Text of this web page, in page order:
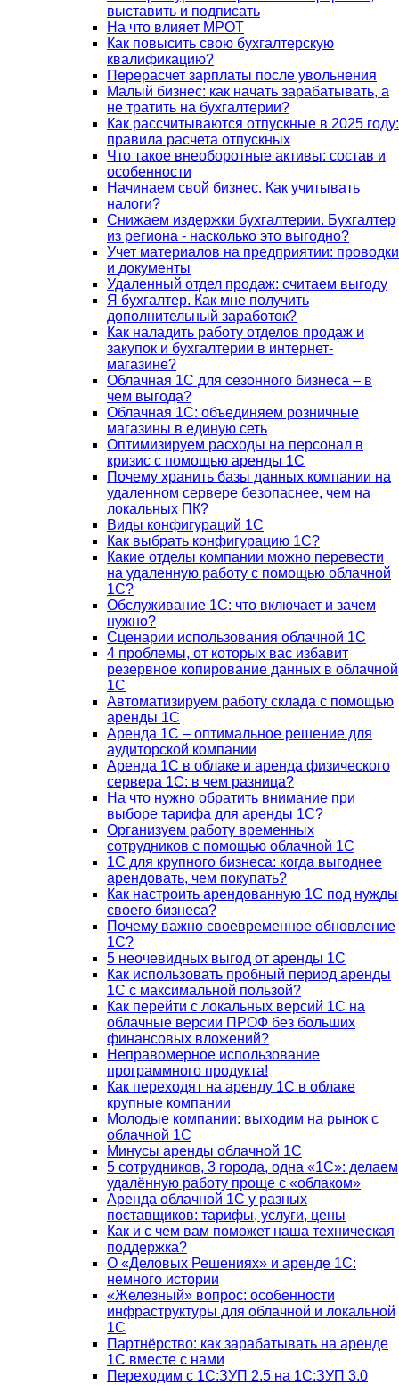
выставить и подписать
На что влияет МРОТ
Как повысить свою бухгалтерскую
квалификацию?
Перерасчет зарплаты после увольнения
Малый бизнес: как начать зарабатывать, а
не тратить на бухгалтерии?
Как рассчитываются отпускные в 2025 году:
правила расчета отпускных
Что такое внеоборотные активы: состав и
особенности
Начинаем свой бизнес. Как учитывать
налоги?
Снижаем издержки бухгалтерии. Бухгалтер
из региона - насколько это выгодно?
Учет материалов на предприятии: проводки
и документы
Удаленный отдел продаж: считаем выгоду
Я бухгалтер. Как мне получить
дополнительный заработок?
Как наладить работу отделов продаж и
закупок и бухгалтерии в интернет-
магазине?
Облачная 1С для сезонного бизнеса – в
чем выгода?
Облачная 1С: объединяем розничные
магазины в единую сеть
Оптимизируем расходы на персонал в
кризис с помощью аренды 1С
Почему хранить базы данных компании на
удаленном сервере безопаснее, чем на
локальных ПК?
Виды конфигураций 1С
Как выбрать конфигурацию 1С?
Какие отделы компании можно перевести
на удаленную работу с помощью облачной
1С?
Обслуживание 1С: что включает и зачем
нужно?
Сценарии использования облачной 1С
4 проблемы, от которых вас избавит
резервное копирование данных в облачной
1С
Автоматизируем работу склада с помощью
аренды 1С
Аренда 1С – оптимальное решение для
аудиторской компании
Аренда 1С в облаке и аренда физического
сервера 1С: в чем разница?
На что нужно обратить внимание при
выборе тарифа для аренды 1С?
Организуем работу временных
сотрудников с помощью облачной 1С
1С для крупного бизнеса: когда выгоднее
арендовать, чем покупать?
Как настроить арендованную 1С под нужды
своего бизнеса?
Почему важно своевременное обновление
1С?
5 неочевидных выгод от аренды 1С
Как использовать пробный период аренды
1С с максимальной пользой?
Как перейти с локальных версий 1С на
облачные версии ПРОФ без больших
финансовых вложений?
Неправомерное использование
программного продукта!
Как переходят на аренду 1С в облаке
крупные компании
Молодые компании: выходим на рынок с
облачной 1С
Минусы аренды облачной 1С
5 сотрудников, 3 города, одна «1С»: делаем
удалённую работу проще с «облаком»
Аренда облачной 1С у разных
поставщиков: тарифы, услуги, цены
Как и с чем вам поможет наша техническая
поддержка?
О «Деловых Решениях» и аренде 1С:
немного истории
«Железный» вопрос: особенности
инфраструктуры для облачной и локальной
1С
Партнёрство: как зарабатывать на аренде
1С вместе с нами
Переходим с 1С:ЗУП 2.5 на 1С:ЗУП 3.0